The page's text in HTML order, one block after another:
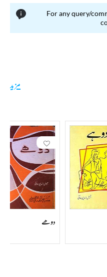
For any query/
مزید
دوھے